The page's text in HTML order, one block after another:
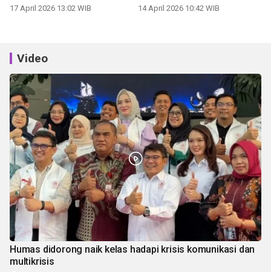
17 April 2026 13:02 WIB 14 April 2026 10:42 WIB
Video
Humas didorong naik kelas hadapi krisis komunikasi dan
multikrisis